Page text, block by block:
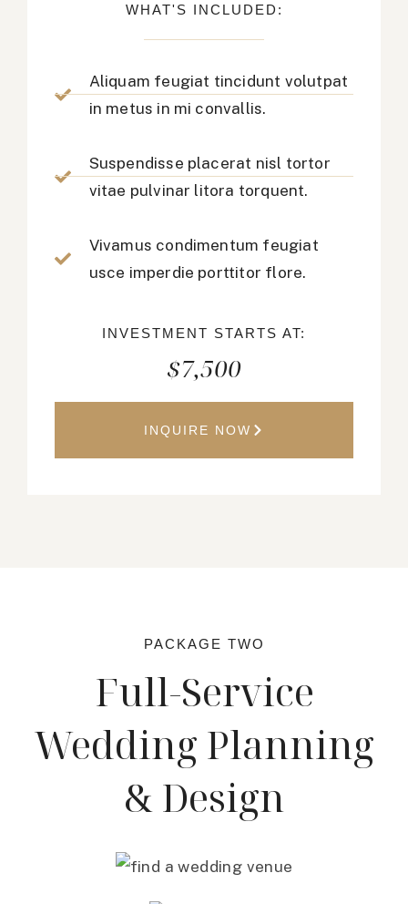
WHAT'S INCLUDED:
Aliquam feugiat tincidunt volutpat
in metus in mi convallis.
Suspendisse placerat nisl tortor
vitae pulvinar litora torquent.
Vivamus condimentum feugiat
usce imperdie porttitor flore.
INVESTMENT STARTS AT:
$7,500
INQUIRE NOW
PACKAGE TWO
Full-Service
Wedding Planning
& Design